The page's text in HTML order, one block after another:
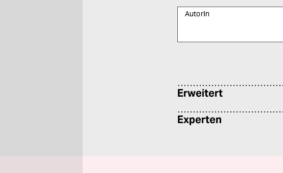
AutorIn
Erweitert
Experten